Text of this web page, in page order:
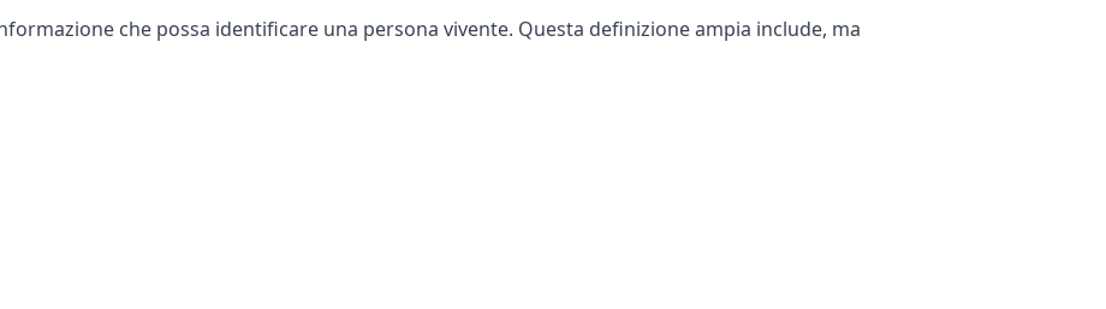
che possa identificare una persona vivente. Questa definizione ampia include, ma